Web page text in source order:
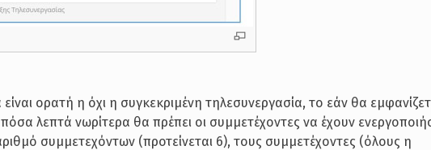
ορατή η όχι η συγκεκριμένη τηλεσυνεργασία, το εάν θα
λεπτά νωρίτερα θα πρέπει οι συμμετέχοντες να έχουν
συμμετεχόντων (προτείνεται 6), τους συμμετέχοντες (όλους η